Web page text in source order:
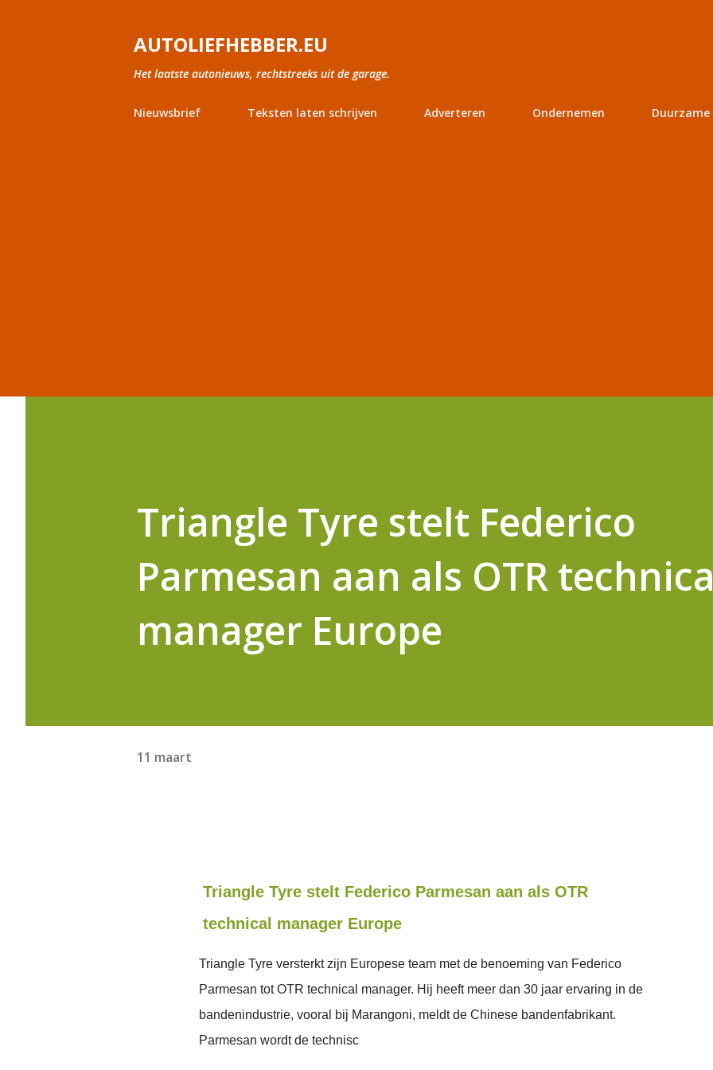
AUTOLIEFHEBBER.EU
Het laatste autonieuws, rechtstreeks uit de garage.
Nieuwsbrief Teksten laten schrijven Adverteren Ondernemen Duurzame
Triangle Tyre stelt Federico
Parmesan aan als OTR
manager Europe
11 maart
Triangle Tyre stelt Federico Parmesan aan als OTR
technical manager Europe
Triangle Tyre versterkt zijn Europese team met de benoeming van Federico
Parmesan tot OTR technical manager. Hij heeft meer dan 30 jaar ervaring in de
bandenindustrie, vooral bij Marangoni, meldt de Chinese bandenfabrikant.
Parmesan wordt de technisc